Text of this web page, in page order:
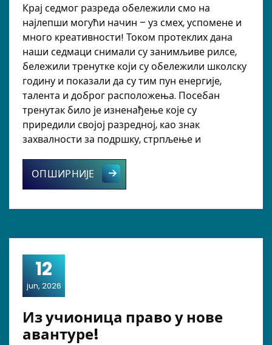
Крај седмог разреда обележили смо на
најлепши могући начин – уз смех, успомене и
много креативности! Током протеклих дана
наши седмаци снимали су занимљиве рилсе,
бележили тренутке који су обележили школску
годину и показали да су тим пун енергије,
талента и доброг расположења. Посебан
тренутак било је изненађење које су
приредили својој разредној, као знак
захвалности за подршку, стрпљење и
ОПШИРНИЈЕ Крај седмог разреда
12
jun, 2026
Из учионица право у нове
авантуре!